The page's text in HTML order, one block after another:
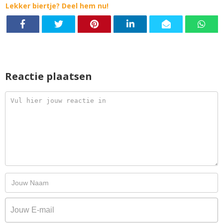
Lekker biertje? Deel hem nu!
Reactie plaatsen